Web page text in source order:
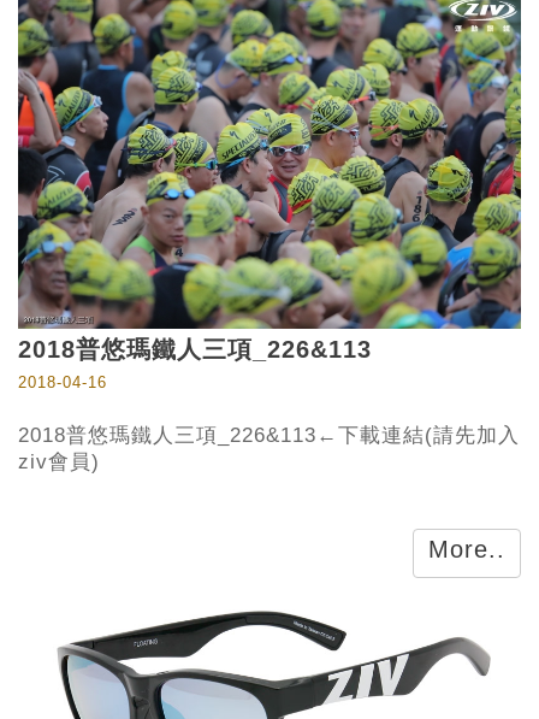
2018普悠瑪鐵人三項_226&113
2018-04-16
2018普悠瑪鐵人三項_226&113←下載連結(請先加入
ziv會員)
More..